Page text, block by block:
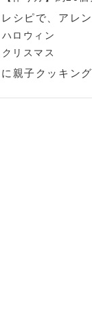
シピで、アレ
ハロウィン
クリスマス
親子クッキン